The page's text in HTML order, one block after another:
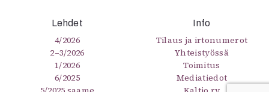
Lehdet
4/2026
2–3/2026
1/2026
6/2025
Info
Tilaus ja irtonumerot
Yhteistyössä
Toimitus
Mediatiedot